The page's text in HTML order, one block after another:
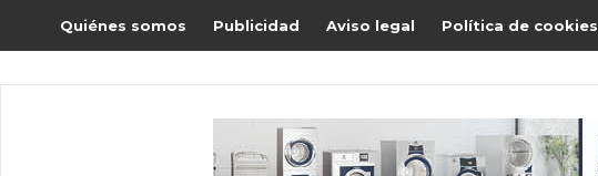
Quiénes somos Publicidad Aviso legal Política de cookies